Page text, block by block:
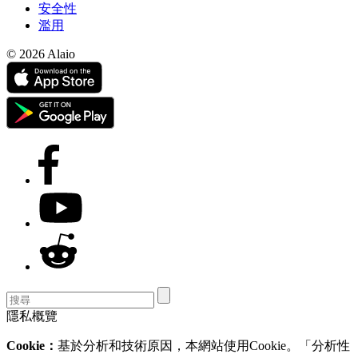
安全性
濫用
© 2026 Alaio
隱私概覽
Cookie： 基於分析和技術原因，本網站使用Cookie。「分析性